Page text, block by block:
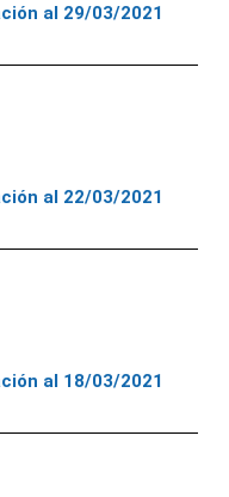
al 29/03/2021
al 22/03/2021
al 18/03/2021